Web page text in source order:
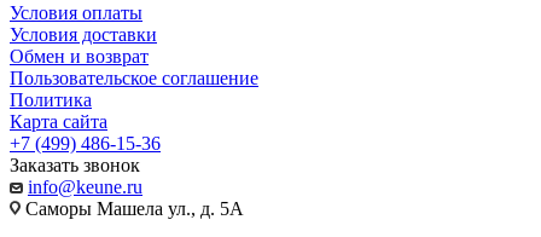
Условия оплаты
Условия доставки
Обмен и возврат
Пользовательское соглашение
Политика
Карта сайта
+7 (499) 486-15-36
Заказать звонок
info@keune.ru
Саморы Машела ул., д. 5А